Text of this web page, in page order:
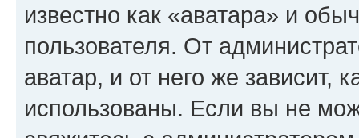
известно как «аватара» и
пользователя. От
аватар, и от него же зависит,
использованы. Если вы не